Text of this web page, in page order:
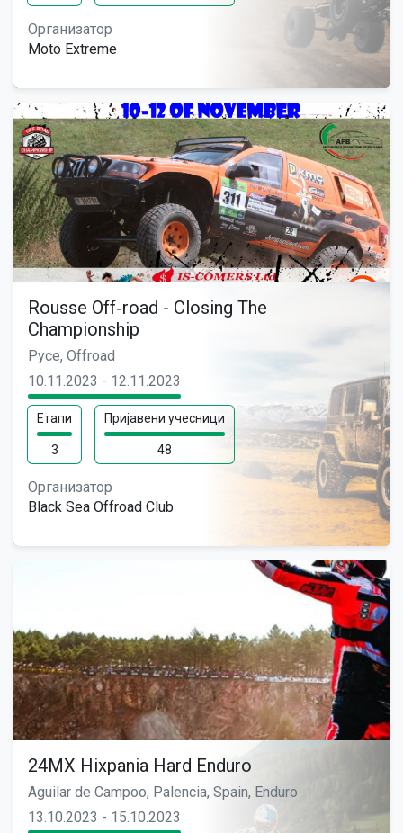
Организатор
Moto Extreme
Rousse Off‐road - Closing The
Championship
Русе, Offroad
10.11.2023 - 12.11.2023
Етапи
3
Пријавени учесници
48
Организатор
Black Sea Offroad Club
24MX Hixpania Hard Enduro
Aguilar de Campoo, Palencia, Spain, Enduro
13.10.2023 - 15.10.2023